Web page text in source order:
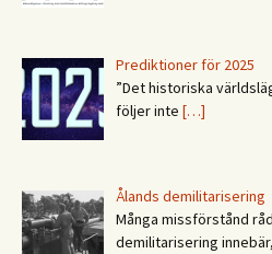
Prediktioner för 2025
”Det historiska
följer inte […]
Ålands demilitarisering
Många missförstånd
demilitarisering